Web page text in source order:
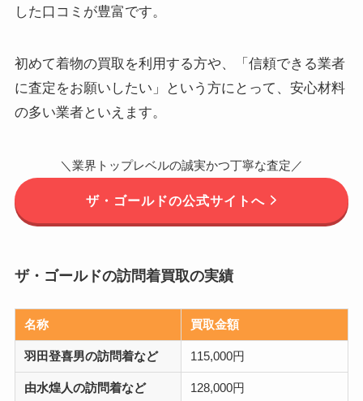
した口コミが豊富です。
初めて着物の買取を利用する方や、「信頼できる業者
に査定をお願いしたい」という方にとって、安心材料
の多い業者といえます。
＼業界トップレベルの誠実かつ丁寧な査定／
ザ・ゴールドの公式サイトへ
ザ・ゴールドの訪問着買取の実績
名称 買取金額
羽田登喜男の訪問着など 115,000円
由水煌人の訪問着など 128,000円